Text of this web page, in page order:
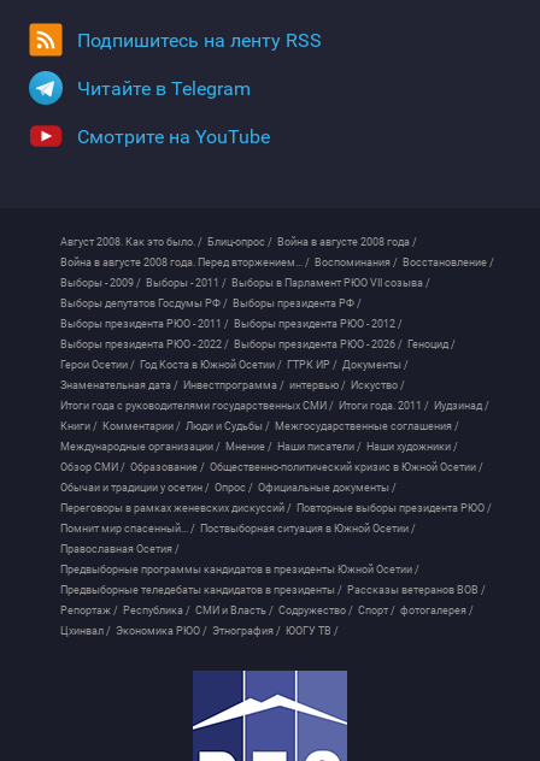
Подпишитесь на ленту RSS
Читайте в Telegram
Смотрите на YouTube
Август 2008. Как это было. / Блиц-опрос / Война в августе 2008 года /
Война в августе 2008 года. Перед вторжением... / Воспоминания / Восстановление /
Выборы - 2009 / Выборы - 2011 / Выборы в Парламент РЮО VII созыва /
Выборы депутатов Госдумы РФ / Выборы президента РФ /
Выборы президента РЮО - 2011 / Выборы президента РЮО - 2012 /
Выборы президента РЮО - 2022 / Выборы президента РЮО - 2026 / Геноцид /
Герои Осетии / Год Коста в Южной Осетии / ГТРК ИР / Документы /
Знаменательная дата / Инвестпрограмма / интервью / Искуство /
Итоги года с руководителями государственных СМИ / Итоги года. 2011 / Иудзинад /
Книги / Комментарии / Люди и Судьбы / Межгосударственные соглашения /
Международные организации / Мнение / Наши писатели / Наши художники /
Обзор СМИ / Образование / Общественно-политический кризис в Южной Осетии /
Обычаи и традиции у осетин / Опрос / Официальные документы /
Переговоры в рамках женевских дискуссий / Повторные выборы президента РЮО /
Помнит мир спасенный... / Поствыборная ситуация в Южной Осетии /
Православная Осетия /
Предвыборные программы кандидатов в президенты Южной Осетии /
Предвыборные теледебаты кандидатов в президенты / Рассказы ветеранов ВОВ /
Репортаж / Республика / СМИ и Власть / Содружество / Спорт / фотогалерея /
Цхинвал / Экономика РЮО / Этнография / ЮОГУ ТВ /